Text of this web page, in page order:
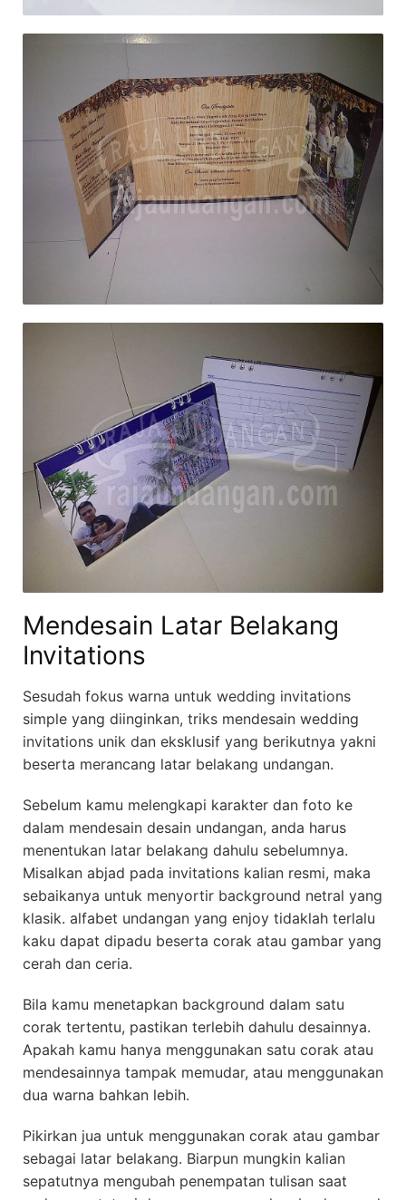
Mendesain Latar Belakang
Invitations
Sesudah fokus warna untuk wedding invitations
simple yang diinginkan, triks mendesain wedding
invitations unik dan eksklusif yang berikutnya yakni
beserta merancang latar belakang undangan.
Sebelum kamu melengkapi karakter dan foto ke
dalam mendesain desain undangan, anda harus
menentukan latar belakang dahulu sebelumnya.
Misalkan abjad pada invitations kalian resmi, maka
sebaikanya untuk menyortir background netral yang
klasik. alfabet undangan yang enjoy tidaklah terlalu
kaku dapat dipadu beserta corak atau gambar yang
cerah dan ceria.
Bila kamu menetapkan background dalam satu
corak tertentu, pastikan terlebih dahulu desainnya.
Apakah kamu hanya menggunakan satu corak atau
mendesainnya tampak memudar, atau menggunakan
dua warna bahkan lebih.
Pikirkan jua untuk menggunakan corak atau gambar
sebagai latar belakang. Biarpun mungkin kalian
sepatutnya mengubah penempatan tulisan saat